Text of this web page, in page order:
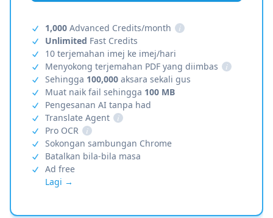
1,000 Advanced Credits/month
i
Unlimited Fast Credits
10 terjemahan imej ke imej/hari
Menyokong terjemahan PDF yang diimbas
i
Sehingga 100,000 aksara sekali gus
Muat naik fail sehingga 100 MB
Pengesanan AI tanpa had
Translate Agent
i
Pro OCR
i
Sokongan sambungan Chrome
Batalkan bila-bila masa
Ad free
Lagi →